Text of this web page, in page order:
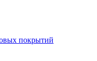
покрытий